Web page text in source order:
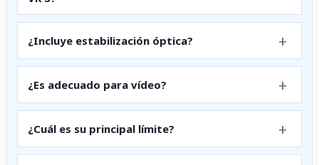
¿Incluye estabilización óptica?
¿Es adecuado para vídeo?
¿Cuál es su principal límite?